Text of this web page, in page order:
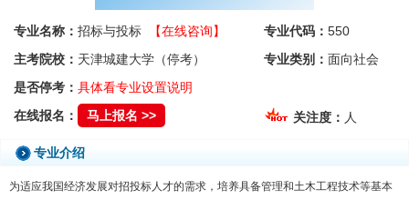
专业名称：招标与投标 【在线咨询】 专业代码：550
主考院校： 天津城建大学（停考） 专业类别：面向社会
是否停考：具体看专业设置说明
在线报名：
马上报名 >> 关注度： 人
专业介绍
为适应我国经济发展对招投标人才的需求，培养具备管理和土木工程技术等基本